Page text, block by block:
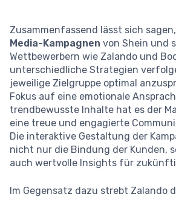
Zusammenfassend lässt sich
Media-Kampagnen von Shein und
Wettbewerbern wie Zalando und
unterschiedliche Strategien
jeweilige Zielgruppe optimal
Fokus auf eine emotionale
trendbewusste Inhalte hat es der
eine treue und engagierte
Die interaktive Gestaltung der
nicht nur die Bindung der Kunden,
auch wertvolle Insights für
Im Gegensatz dazu strebt Zalando